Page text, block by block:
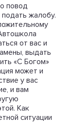
повод
жалобу.
от вас и
выдать
«С Богом»
может и
у вас
и вам
Как
ситуации